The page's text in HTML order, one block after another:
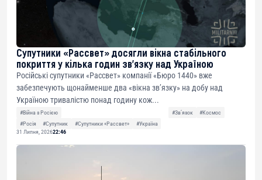
Супутники «Рассвет» досягли вікна стабільного
покриття у кілька годин зв’язку над Україною
Російські супутники «Рассвет» компанії «Бюро 1440» вже
забезпечують щонайменше два «вікна зв’язку» на добу над
Україною тривалістю понад годину кож...
#Війна з Росією #Звʼязок
#Космос
#Росія
#Супутник #Супутники «Рассвет»
#Україна
31 Липня, 202622:46